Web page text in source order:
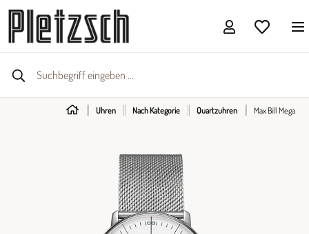
Uhren Nach Kategorie Quartzuhren Max Bill Mega